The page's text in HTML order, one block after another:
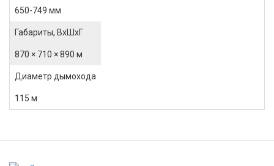
650-749 мм
Габариты, ВхШхГ
870 × 710 × 890 м
Диаметр дымохода
115 м